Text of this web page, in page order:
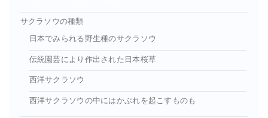
サクラソウの種類
日本でみられる野生種のサクラソウ
伝統園芸により作出された日本桜草
西洋サクラソウ
西洋サクラソウの中にはかぶれを起こすものも